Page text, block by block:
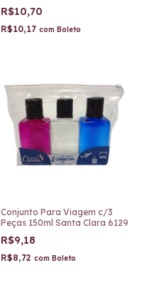
R$10,70
R$10,17 com Boleto
Conjunto Para Viagem c/3
Peças 150ml Santa Clara 6129
R$9,18
R$8,72 com Boleto